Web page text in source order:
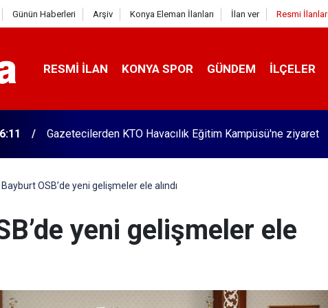
Günün Haberleri Arşiv Konya Eleman İlanları İlan ver Resmi İlanlar
RESMI İLAN KONYA SPOR GÜNDEM İLÇELER
Başkan Pekyatırmacı’dan esnaf ziyareti
Bayburt OSB’de yeni gelişmeler ele alındı
yeni gelişmeler ele